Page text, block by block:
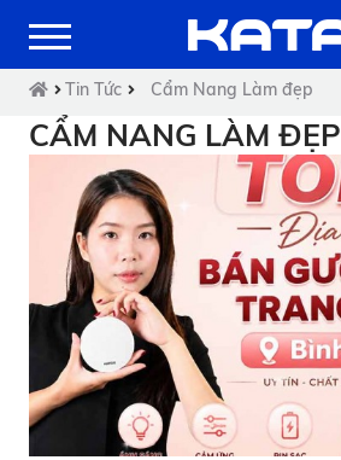
Tin Tức Cẩm Nang Làm đẹp
CẨM NANG LÀM ĐẸP